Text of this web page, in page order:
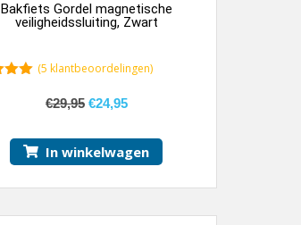
Bakfiets Gordel magnetische
veiligheidssluiting, Zwart
(5 klantbeoordelingen)
€29,95 €24,95
In winkelwagen